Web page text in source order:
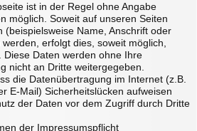
ist in der Regel ohne Angabe
möglich. Soweit auf unseren Seiten
(beispielsweise Name, Anschrift oder
erfolgt dies, soweit möglich,
Diese Daten werden ohne Ihre
nicht an Dritte weitergegeben.
die Datenübertragung im Internet (z.B.
E-Mail) Sicherheitslücken aufweisen
der Daten vor dem Zugriff durch Dritte
der Impressumspflicht